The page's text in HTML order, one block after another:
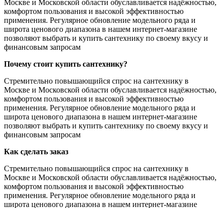
Москве и Московской области обуславливается надёжностью,
комфортом пользования и высокой эффективностью
применения. Регулярное обновление модельного ряда и
широта ценового диапазона в нашем интернет-магазине
позволяют выбрать и купить сантехнику по своему вкусу и
финансовым запросам
Почему стоит купить сантехнику?
Стремительно повышающийся спрос на сантехнику в
Москве и Московской области обуславливается надёжностью,
комфортом пользования и высокой эффективностью
применения. Регулярное обновление модельного ряда и
широта ценового диапазона в нашем интернет-магазине
позволяют выбрать и купить сантехнику по своему вкусу и
финансовым запросам
Как сделать заказ
Стремительно повышающийся спрос на сантехнику в
Москве и Московской области обуславливается надёжностью,
комфортом пользования и высокой эффективностью
применения. Регулярное обновление модельного ряда и
широта ценового диапазона в нашем интернет-магазине